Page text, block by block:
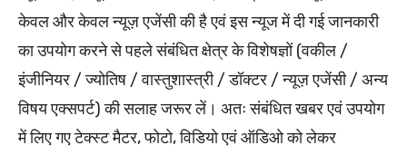
केवल और केवल न्यूज़ एजेंसी की है एवं इस न्यूज में दी गई जानकारी
का उपयोग करने से पहले संबंधित क्षेत्र के विशेषज्ञों (वकील /
इंजीनियर / ज्योतिष / वास्तुशास्त्री / डॉक्टर / न्यूज़ एजेंसी / अन्य
विषय एक्सपर्ट) की सलाह जरूर लें। अतः संबंधित खबर एवं उपयोग
में लिए गए टेक्स्ट मैटर, फोटो, विडियो एवं ऑडिओ को लेकर